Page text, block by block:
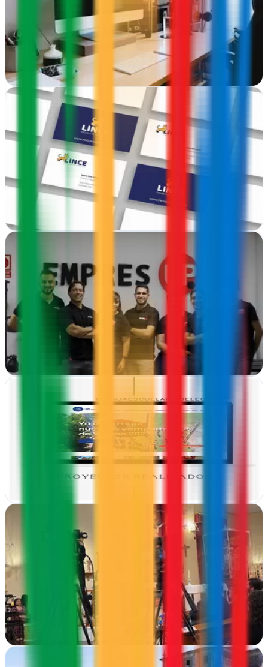
Potencia tu presencia online en El Escorial con estrategias de
conversión, hosting confiable y publicidad digital que genera
resultados reales para tu…
Ver ficha completa
• Los Martes No Hay Luna • Agencia de Diseño y
Marketing online
Leganés, Madrid
Desde Leganés, crean identidades visuales impactantes y estrategias
digitales que transforman marcas.
Ver ficha
︎► EmpresUp - Agencia de Marketing, Publicidad,
Diseño web en Zaragoza
Zaragoza
Soluciones integrales de marketing, e-commerce y diseño web en
Ver ficha
✅ Estudio 27 - Diseño Web y Marketing Digital
Oviedo, Asturias
Desde Oviedo crean sitios web atractivos y campañas de publicidad
que generan resultados reales para tu negocio
Ver ficha
Algeciras, Cádiz
En Algeciras, 13B Visual potencia la visibilidad de tu marca con
campañas publicitarias creativas y efectivas que generan impacto
real en tu audiencia
Ver ficha